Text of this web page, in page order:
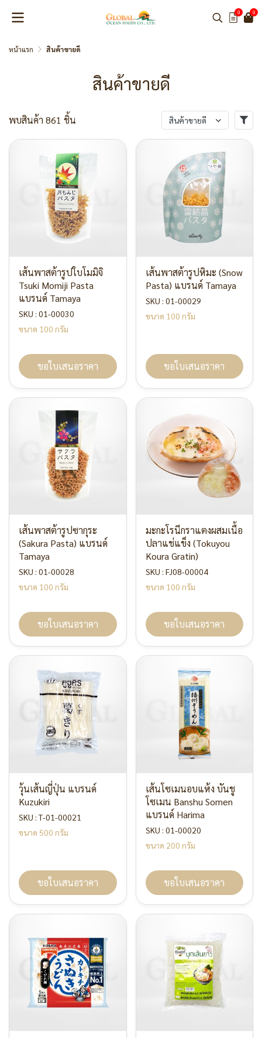
0 0
หน้าแรก สินค้าขายดี
สินค้าขายดี
พบสินค้า 861 ชิ้น สินค้าขายดี
เส้นพาสต้ารูปใบโมมิจิ
Tsuki Momiji Pasta
แบรนด์ Tamaya
SKU : 01-00030
ขนาด 100 กรัม
ขอใบเสนอราคา
เส้นพาสต้ารูปหิมะ (Snow
Pasta) แบรนด์ Tamaya
SKU : 01-00029
ขนาด 100 กรัม
ขอใบเสนอราคา
เส้นพาสต้ารูปซากุระ
(Sakura Pasta) แบรนด์
Tamaya
SKU : 01-00028
ขนาด 100 กรัม
ขอใบเสนอราคา
มะกะโรนีกราแตงผสมเนื้อ
ปลาแช่แข็ง (Tokuyou
Koura Gratin)
SKU : FJ08-00004
ขนาด 100 กรัม
ขอใบเสนอราคา
วุ้นเส้นญี่ปุ่น แบรนด์
Kuzukiri
SKU : T-01-00021
ขนาด 500 กรัม
ขอใบเสนอราคา
เส้นโซเมนอบแห้ง บันชู
โซเมน Banshu Somen
แบรนด์ Harima
SKU : 01-00020
ขนาด 200 กรัม
ขอใบเสนอราคา